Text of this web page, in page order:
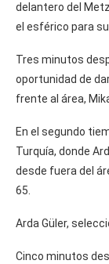
delantero del
el esférico para
Tres minutos
oportunidad de
frente al área,
En el segundo
Turquía, donde
desde fuera del
65.
Arda Güler,
Cinco minutos